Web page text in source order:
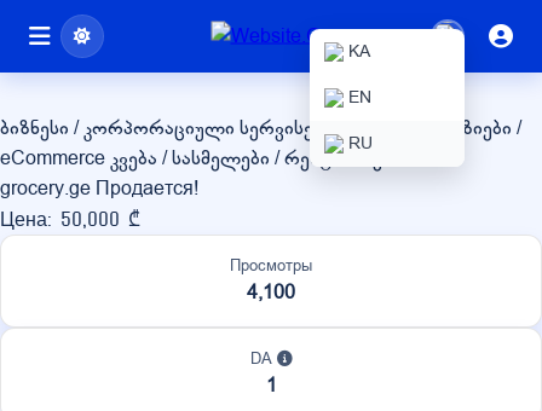
KA
EN
RU
grocery.ge
ბიზნესი / კორპორაციული სერვისებიონლაინ მაღაზიები /
eCommerce კვება / სასმელები / რესტორნები
grocery.ge Продается!
Цена: 50,000 ₾
Просмотры
4,100
DA
1